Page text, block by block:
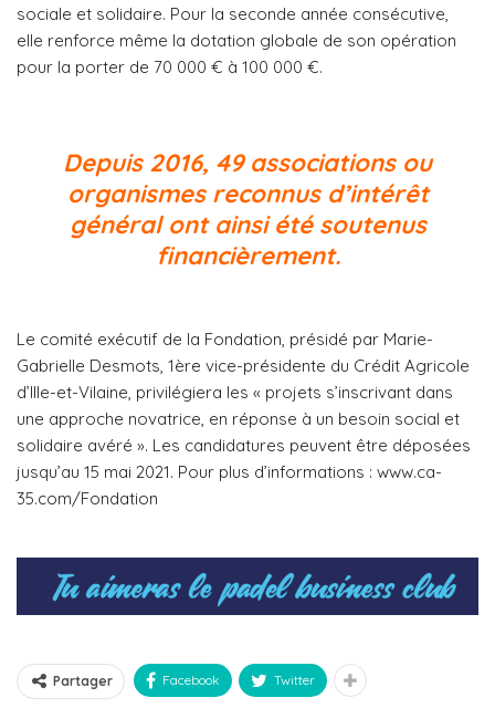
sociale et solidaire. Pour la seconde année consécutive,
elle renforce même la dotation globale de son opération
pour la porter de 70 000 € à 100 000 €.
Depuis 2016, 49 associations ou
organismes reconnus d’intérêt
général ont ainsi été soutenus
financièrement.
Le comité exécutif de la Fondation, présidé par Marie-
Gabrielle Desmots, 1ère vice-présidente du Crédit Agricole
d’Ille-et-Vilaine, privilégiera les « projets s’inscrivant dans
une approche novatrice, en réponse à un besoin social et
solidaire avéré ». Les candidatures peuvent être déposées
jusqu’au 15 mai 2021. Pour plus d’informations : www.ca-
35.com/Fondation
Partager Facebook Twitter